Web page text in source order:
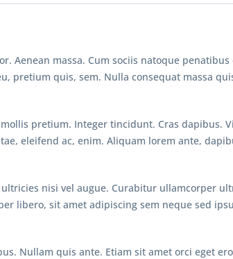
Aenean massa. Cum sociis natoque penatibus
pretium quis, sem. Nulla consequat massa
pretium. Integer tincidunt. Cras dapibus.
eleifend ac, enim. Aliquam lorem ante,
nisi vel augue. Curabitur ullamcorper
libero, sit amet adipiscing sem neque sed
Nullam quis ante. Etiam sit amet orci eget